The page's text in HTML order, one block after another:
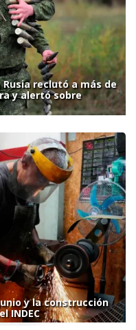
Rusia reclutó a más de
y alertó sobre
y la construcción
INDEC